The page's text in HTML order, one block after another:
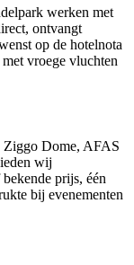
werken met
ontvangt
op de hotelnota
vroege vluchten
Ziggo Dome, AFAS
wij
prijs, één
bij evenementen